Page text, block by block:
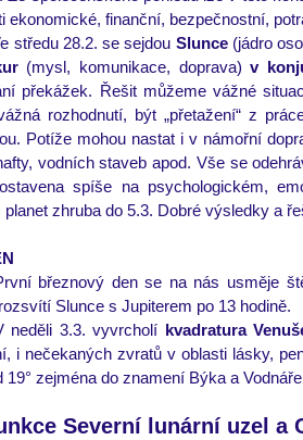
ekonomické, finanční, bezpečnostní,
středu 28.2. se sejdou Slunce (jádro
(mysl, komunikace, doprava) v
překážek. Řešit můžeme vážné
rozhodnutí, být „přetažení“ z
Potíže mohou nastat i v námořní
vodních staveb apod. Vše se
spíše na psychologickém,
planet zhruba do 5.3. Dobré výsledky a
březnový den se na nás usměje
Slunce s Jupiterem po 13 hodině.
neděli 3.3. vyvrcholí kvadratura
i nečekaných zvratů v oblasti lásky,
19° zejména do znamení Býka a
Severní lunární uzel a